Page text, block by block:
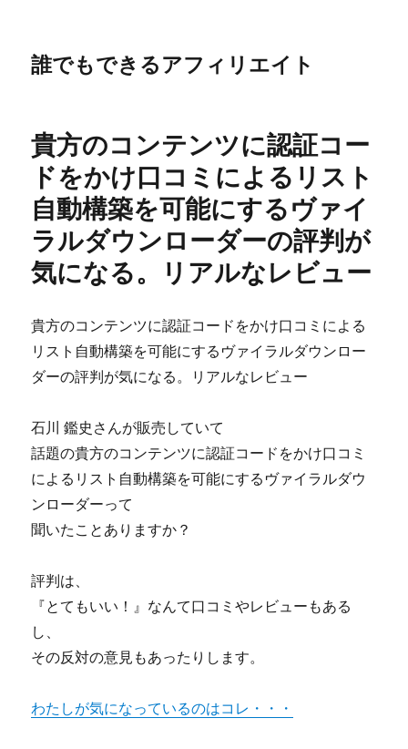
誰でもできるアフィリエイト
貴方のコンテンツに認証コー
ドをかけ口コミによるリスト
自動構築を可能にするヴァイ
ラルダウンローダーの評判が
気になる。リアルなレビュー
貴方のコンテンツに認証コードをかけ口コミによる
リスト自動構築を可能にするヴァイラルダウンロー
ダーの評判が気になる。リアルなレビュー
石川 鑑史さんが販売していて
話題の貴方のコンテンツに認証コードをかけ口コミ
によるリスト自動構築を可能にするヴァイラルダウ
ンローダーって
聞いたことありますか？
評判は、
『とてもいい！』なんて口コミやレビューもある
し、
その反対の意見もあったりします。
わたしが気になっているのはコレ・・・